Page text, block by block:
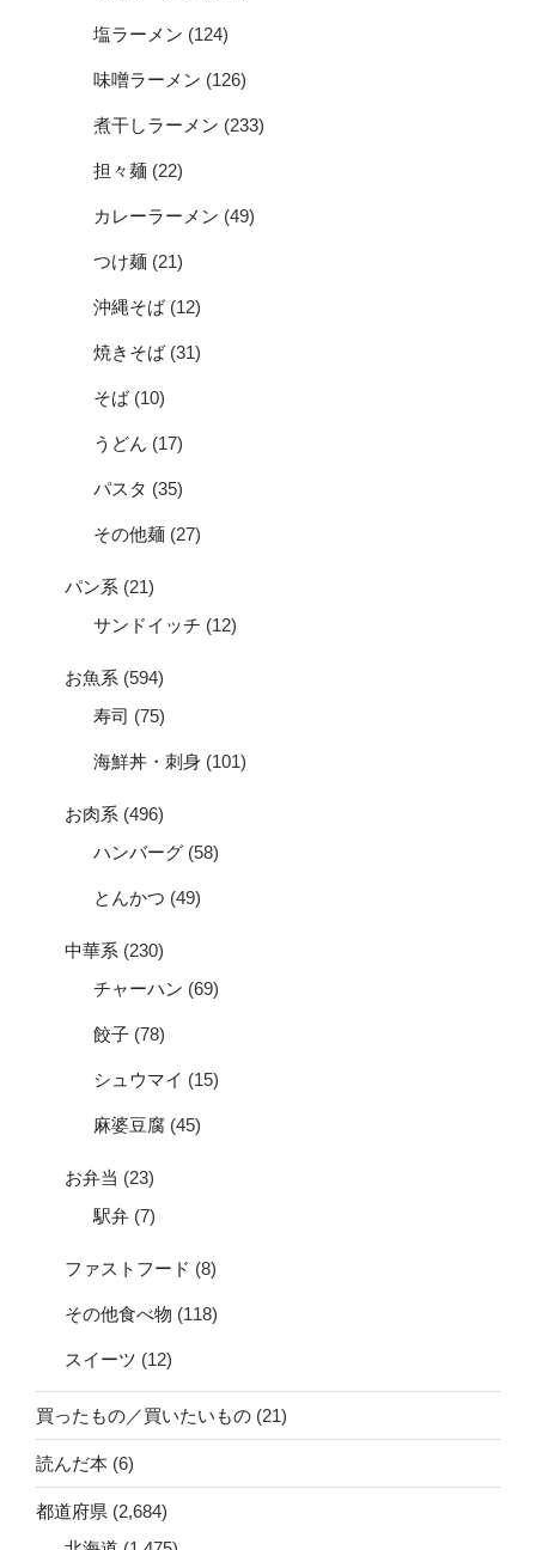
塩ラーメン (124)
味噌ラーメン (126)
煮干しラーメン (233)
担々麺 (22)
カレーラーメン (49)
つけ麺 (21)
沖縄そば(12)
焼きそば(31)
そば(10)
うどん (17)
パスタ (35)
その他麺 (27)
パン系 (21)
サンドイッチ (12)
お魚系 (594)
寿司 (75)
海鮮丼・刺身 (101)
お肉系 (496)
ハンバーグ (58)
とんかつ (49)
中華系 (230)
チャーハン (69)
餃子 (78)
シュウマイ (15)
麻婆豆腐 (45)
お弁当 (23)
駅弁 (7)
ファストフード (8)
その他食べ物 (118)
スイーツ (12)
買ったもの／買いたいもの (21)
読んだ本 (6)
都道府県 (2,684)